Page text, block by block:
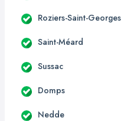
Roziers-Saint-Georges
Saint-Méard
Sussac
Domps
Nedde